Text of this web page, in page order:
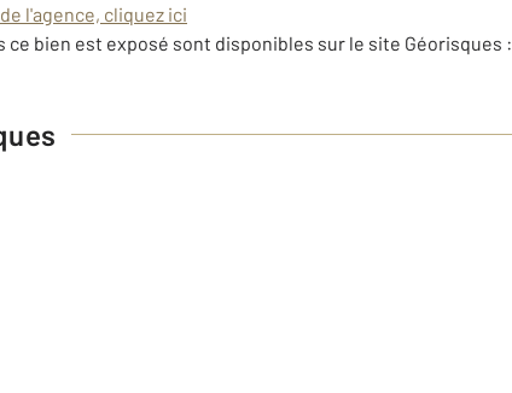
l'agence, cliquez ici
bien est exposé sont disponibles sur le site Géorisques :